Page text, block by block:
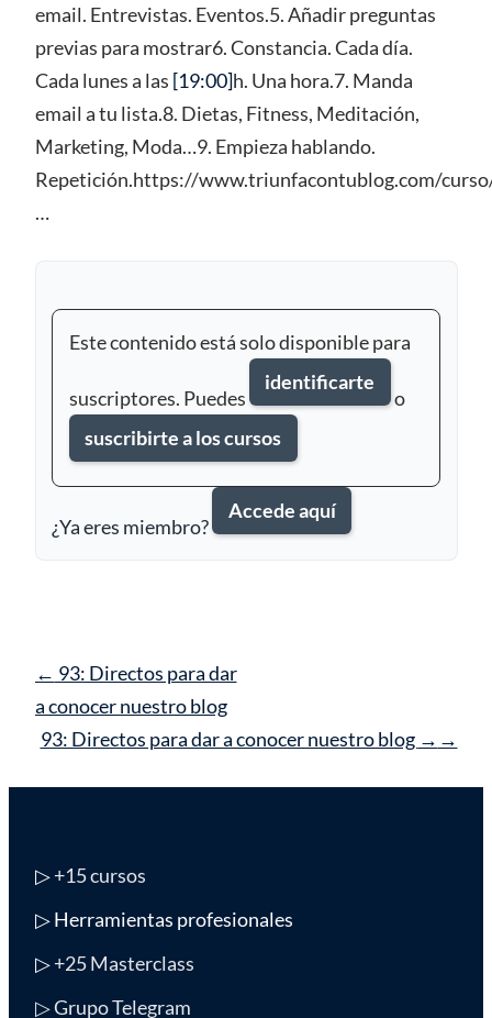
email. Entrevistas. Eventos.5. Añadir preguntas
previas para mostrar6. Constancia. Cada día.
Cada lunes a las [19:00]h. Una hora.7. Manda
email a tu lista.8. Dietas, Fitness, Meditación,
Marketing, Moda…9. Empieza hablando.
Repetición.https://www.triunfacontublog.com/
…
Este contenido está solo disponible para
suscriptores. Puedes
identificarte
o
suscribirte a los cursos
¿Ya eres miembro?
Accede aquí
Navegación
de
entrada
← 93: Directos para dar
a conocer nuestro blog
93: Directos para dar a conocer nuestro blog
→
▷+15 cursos
▷ Herramientas profesionales
▷+25 Masterclass
▷ Grupo Telegram